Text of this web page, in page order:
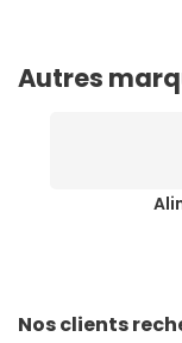
Autres
Nos clients